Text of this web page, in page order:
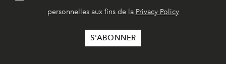
personnelles aux fins de la Privacy Policy